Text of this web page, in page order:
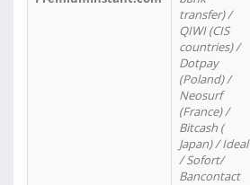
transfer) /
QIWI (CIS
countries) /
Dotpay
(Poland) /
Neosurf
(France) /
Bitcash (
Japan) / Ideal
/ Sofort/
Bancontact